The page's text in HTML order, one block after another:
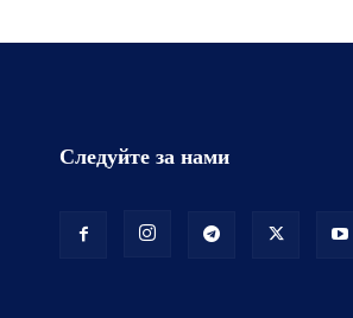
Следуйте за нами